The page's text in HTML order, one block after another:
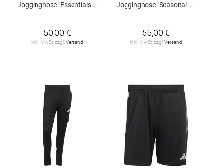
Jogginghose "Essentials Fleece"
50,00 €
inkl. MwSt. zzgl. Versand
Jogginghose "Seasonal Essentials Fleece"
55,00 €
inkl. MwSt. zzgl. Versand